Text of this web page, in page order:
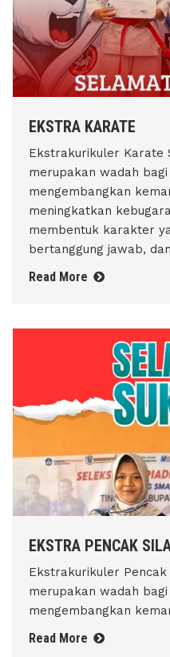
EKSTRA KARATE
Ekstrakurikuler Karate
merupakan wadah
mengembangkan
meningkatkan
membentuk karakter
bertanggung jawab,
Read More
EKSTRA PENCAK
Ekstrakurikuler Pencak
merupakan wadah
mengembangkan
Read More